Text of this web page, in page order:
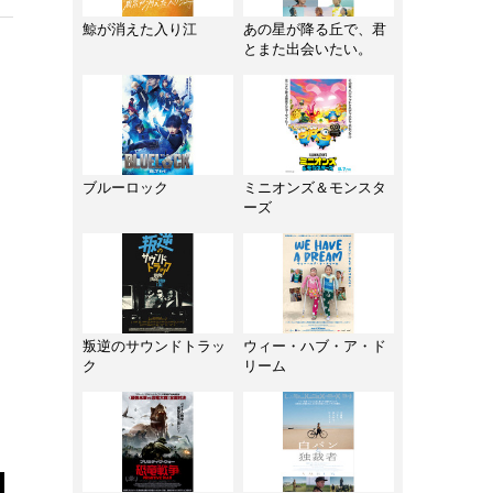
鯨が消えた入り江
あの星が降る丘で、君
とまた出会いたい。
ブルーロック
ミニオンズ＆モンスタ
ーズ
叛逆のサウンドトラッ
ク
ウィー・ハブ・ア・ド
リーム